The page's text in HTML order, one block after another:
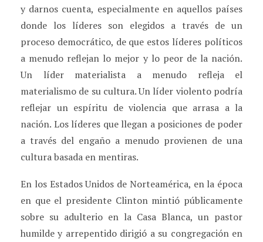
y darnos cuenta, especialmente en aquellos países
donde los líderes son elegidos a través de un
proceso democrático, de que estos líderes políticos
a menudo reflejan lo mejor y lo peor de la nación.
Un líder materialista a menudo refleja el
materialismo de su cultura. Un líder violento podría
reflejar un espíritu de violencia que arrasa a la
nación. Los líderes que llegan a posiciones de poder
a través del engaño a menudo provienen de una
cultura basada en mentiras.
En los Estados Unidos de Norteamérica, en la época
en que el presidente Clinton mintió públicamente
sobre su adulterio en la Casa Blanca, un pastor
humilde y arrepentido dirigió a su congregación en